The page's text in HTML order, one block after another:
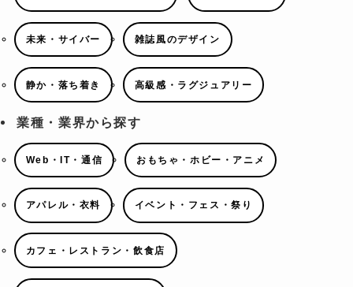
未来・サイバー 雑誌風のデザイン
静か・落ち着き 高級感・ラグジュアリー
業種・業界から探す
Web・IT・通信 おもちゃ・ホビー・アニメ
アパレル・衣料 イベント・フェス・祭り
カフェ・レストラン・飲食店